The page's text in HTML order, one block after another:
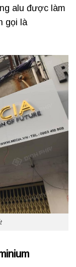
alu được làm
gọi là